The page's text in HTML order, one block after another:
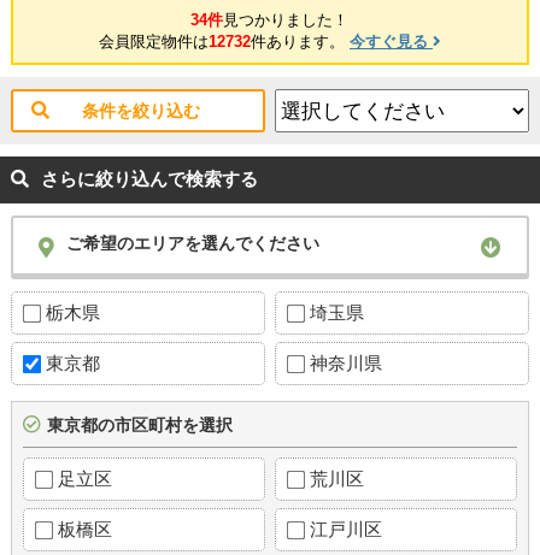
34件見つかりました！
会員限定物件は12732件あります。 今すぐ見る
条件を絞り込む
さらに絞り込んで検索する
ご希望のエリアを選んでください
栃木県 埼玉県
東京都 神奈川県
東京都の市区町村を選択
足立区 荒川区
板橋区 江戸川区